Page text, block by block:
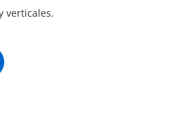
verticales.